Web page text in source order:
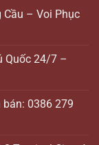
– Voi Phục
Quốc 24/7 –
bán: 0386 279